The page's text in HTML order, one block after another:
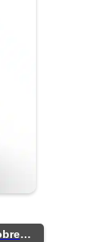
Vanitorio Compacto Para Bacha De Sobreponer